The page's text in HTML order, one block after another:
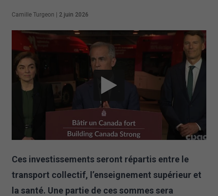
Camille Turgeon 2 juin 2026
Ces investissements seront répartis entre le
transport collectif, l’enseignement supérieur et
la santé. Une partie de ces sommes sera